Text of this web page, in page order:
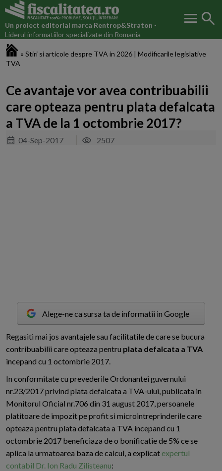
Un proiect editorial marca Rentrop&Straton -
Liderul informatiilor specializate din Romania
menu search
» Stiri si articole despre TVA in 2026 | Modificarile legislative
TVA
Ce avantaje vor avea contribuabilii
care opteaza pentru plata defalcata
a TVA de la 1 octombrie 2017?
04-Sep-2017 2507
Alege-ne ca sursa ta de informatii in Google
Regasiti mai jos avantajele sau facilitatile de care se bucura
contribuabilii care opteaza pentru plata defalcata a TVA
incepand cu 1 octombrie 2017.
In conformitate cu prevederile Ordonantei guvernului
nr.23/2017 privind plata defalcata a TVA-ului, publicata in
Monitorul Oficial nr.706 din 31 august 2017, persoanele
platitoare de impozit pe profit si microintreprinderile care
opteaza pentru plata defalcata a TVA incepand cu 1
octombrie 2017 beneficiaza de o bonificatie de 5% ce se
aplica la urmatoarea baza de calcul, a explicat expertul
contabil Dr. Ion Radu Zilisteanu: